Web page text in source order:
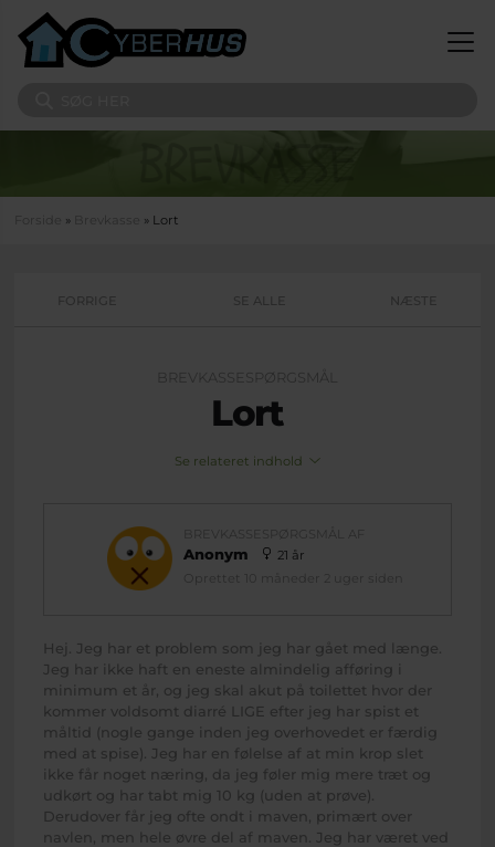
Du er her
» Brevkasse » Lort
FORRIGE SE ALLE NÆSTE
BREVKASSESPØRGSMÅL
Lort
Se relateret indhold
BREVKASSESPØRGSMÅL AF
Anonym
21 år
Oprettet 10 måneder 2 uger siden
Hej. Jeg har et problem som jeg har gået med længe.
Jeg har ikke haft en eneste almindelig afføring i
minimum et år, og jeg skal akut på toilettet hvor der
kommer voldsomt diarré LIGE efter jeg har spist et
måltid (nogle gange inden jeg overhovedet er færdig
med at spise). Jeg har en følelse af at min krop slet
ikke får noget næring, da jeg føler mig mere træt og
udkørt og har tabt mig 10 kg (uden at prøve).
Derudover får jeg ofte ondt i maven, primært over
navlen, men hele øvre del af maven. Jeg har været ved